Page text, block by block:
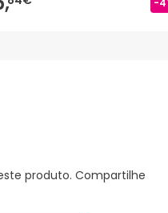
produto. Compartilhe